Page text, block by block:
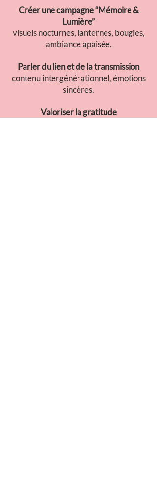
Créer une campagne “Mémoire &
Lumière”
visuels nocturnes, lanternes, bougies,
ambiance apaisée.
Parler du lien et de la transmission
contenu intergénérationnel, émotions
sincères.
Valoriser la gratitude